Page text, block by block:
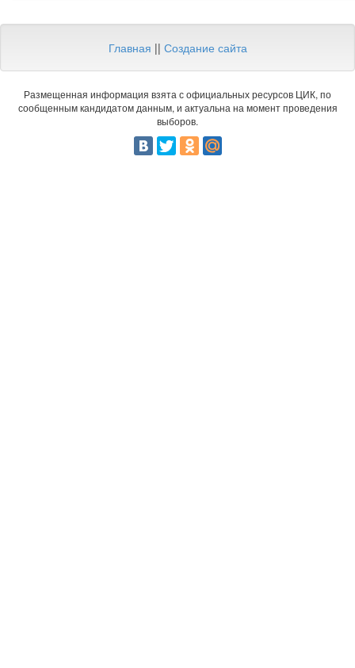
Главная || Создание сайта
Размещенная информация взята с официальных ресурсов ЦИК, по
сообщенным кандидатом данным, и актуальна на момент проведения
выборов.